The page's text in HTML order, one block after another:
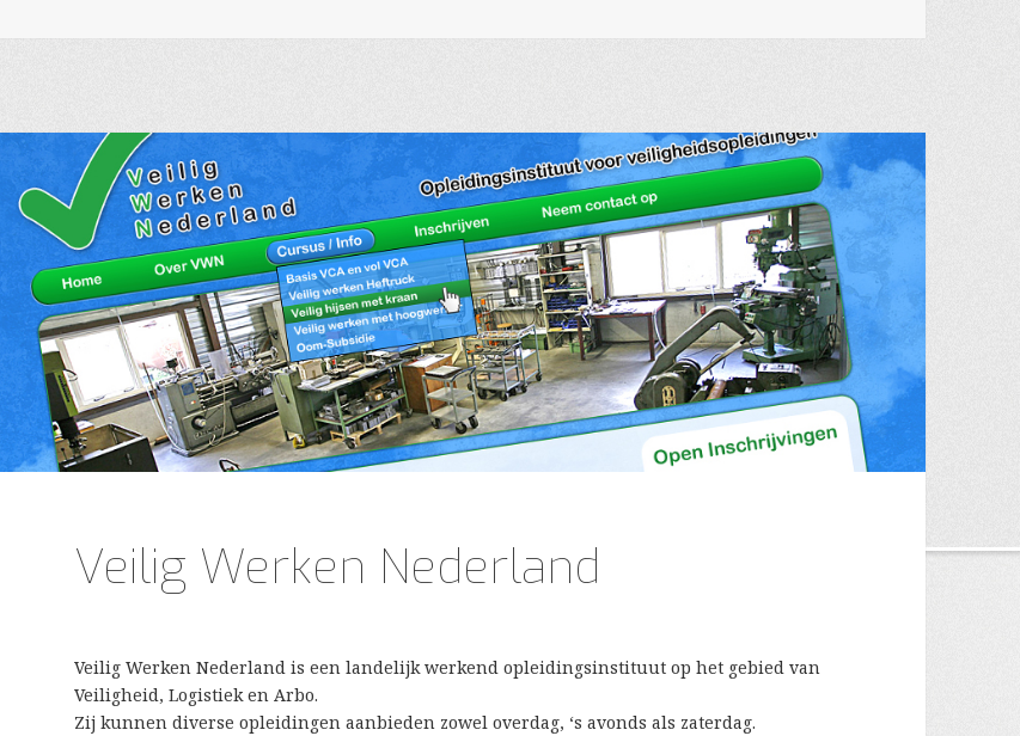
Veilig Werken Nederland
Veilig Werken Nederland is een landelijk werkend opleidingsinstituut op het gebied van
Veiligheid, Logistiek en Arbo.
Zij kunnen diverse opleidingen aanbieden zowel overdag, ‘s avonds als zaterdag.